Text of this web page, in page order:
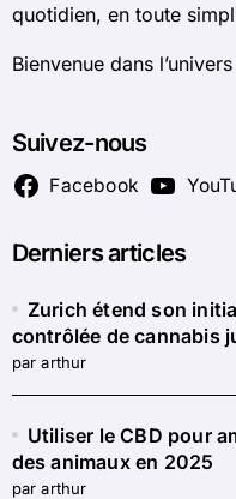
quotidien, en toute
Bienvenue dans l’univers
Suivez-nous
Facebook
Derniers articles
Zurich étend son
contrôlée de cannabis
par arthur
Utiliser le CBD pour
des animaux en 2025
par arthur